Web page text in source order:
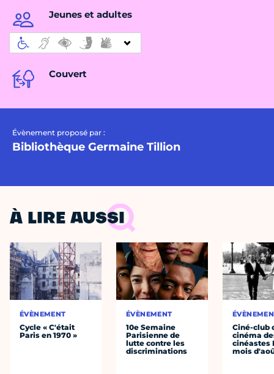
Jeunes et adultes
Couvert
Évènement proposé par :
Bibliothèque Germaine Tillion
À LIRE AUSSI
ÉVÈNEMENT
Cycle « C'était
Paris en 1970 »
ÉVÈNEMENT
10e Semaine
Parisienne de
lutte contre les
discriminations
Ciné-club
cinéma
cinéastes
mois